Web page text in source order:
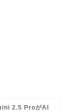
2.5 ProがAI